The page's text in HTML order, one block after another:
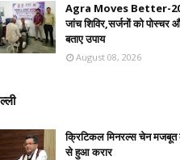
Agra Moves Better-
जांच शिविर,सर्जनों को पोस्चर
बताए उपाय
August 08, 2026
क्रिटिकल मिनरल्स चेन मजबूत
से हुआ करार